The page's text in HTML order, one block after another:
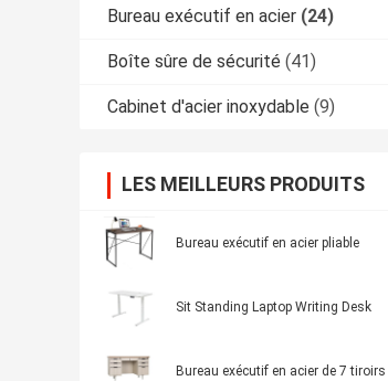
Bureau exécutif en acier (24)
Boîte sûre de sécurité (41)
Cabinet d'acier inoxydable (9)
LES MEILLEURS PRODUITS
Bureau exécutif en acier pliable
Sit Standing Laptop Writing Desk
Bureau exécutif en acier de 7 tiroirs